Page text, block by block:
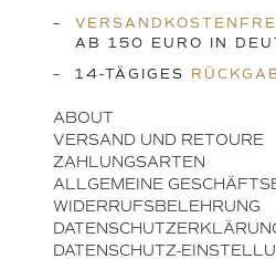
VERSANDKOSTENFREI
AB 150 EURO IN
14-TÄGIGES
ABOUT
VERSAND UND RETOURE
ZAHLUNGSARTEN
ALLGEMEINE
WIDERRUFSBELEHRUNG
DATENSCHUTZ-